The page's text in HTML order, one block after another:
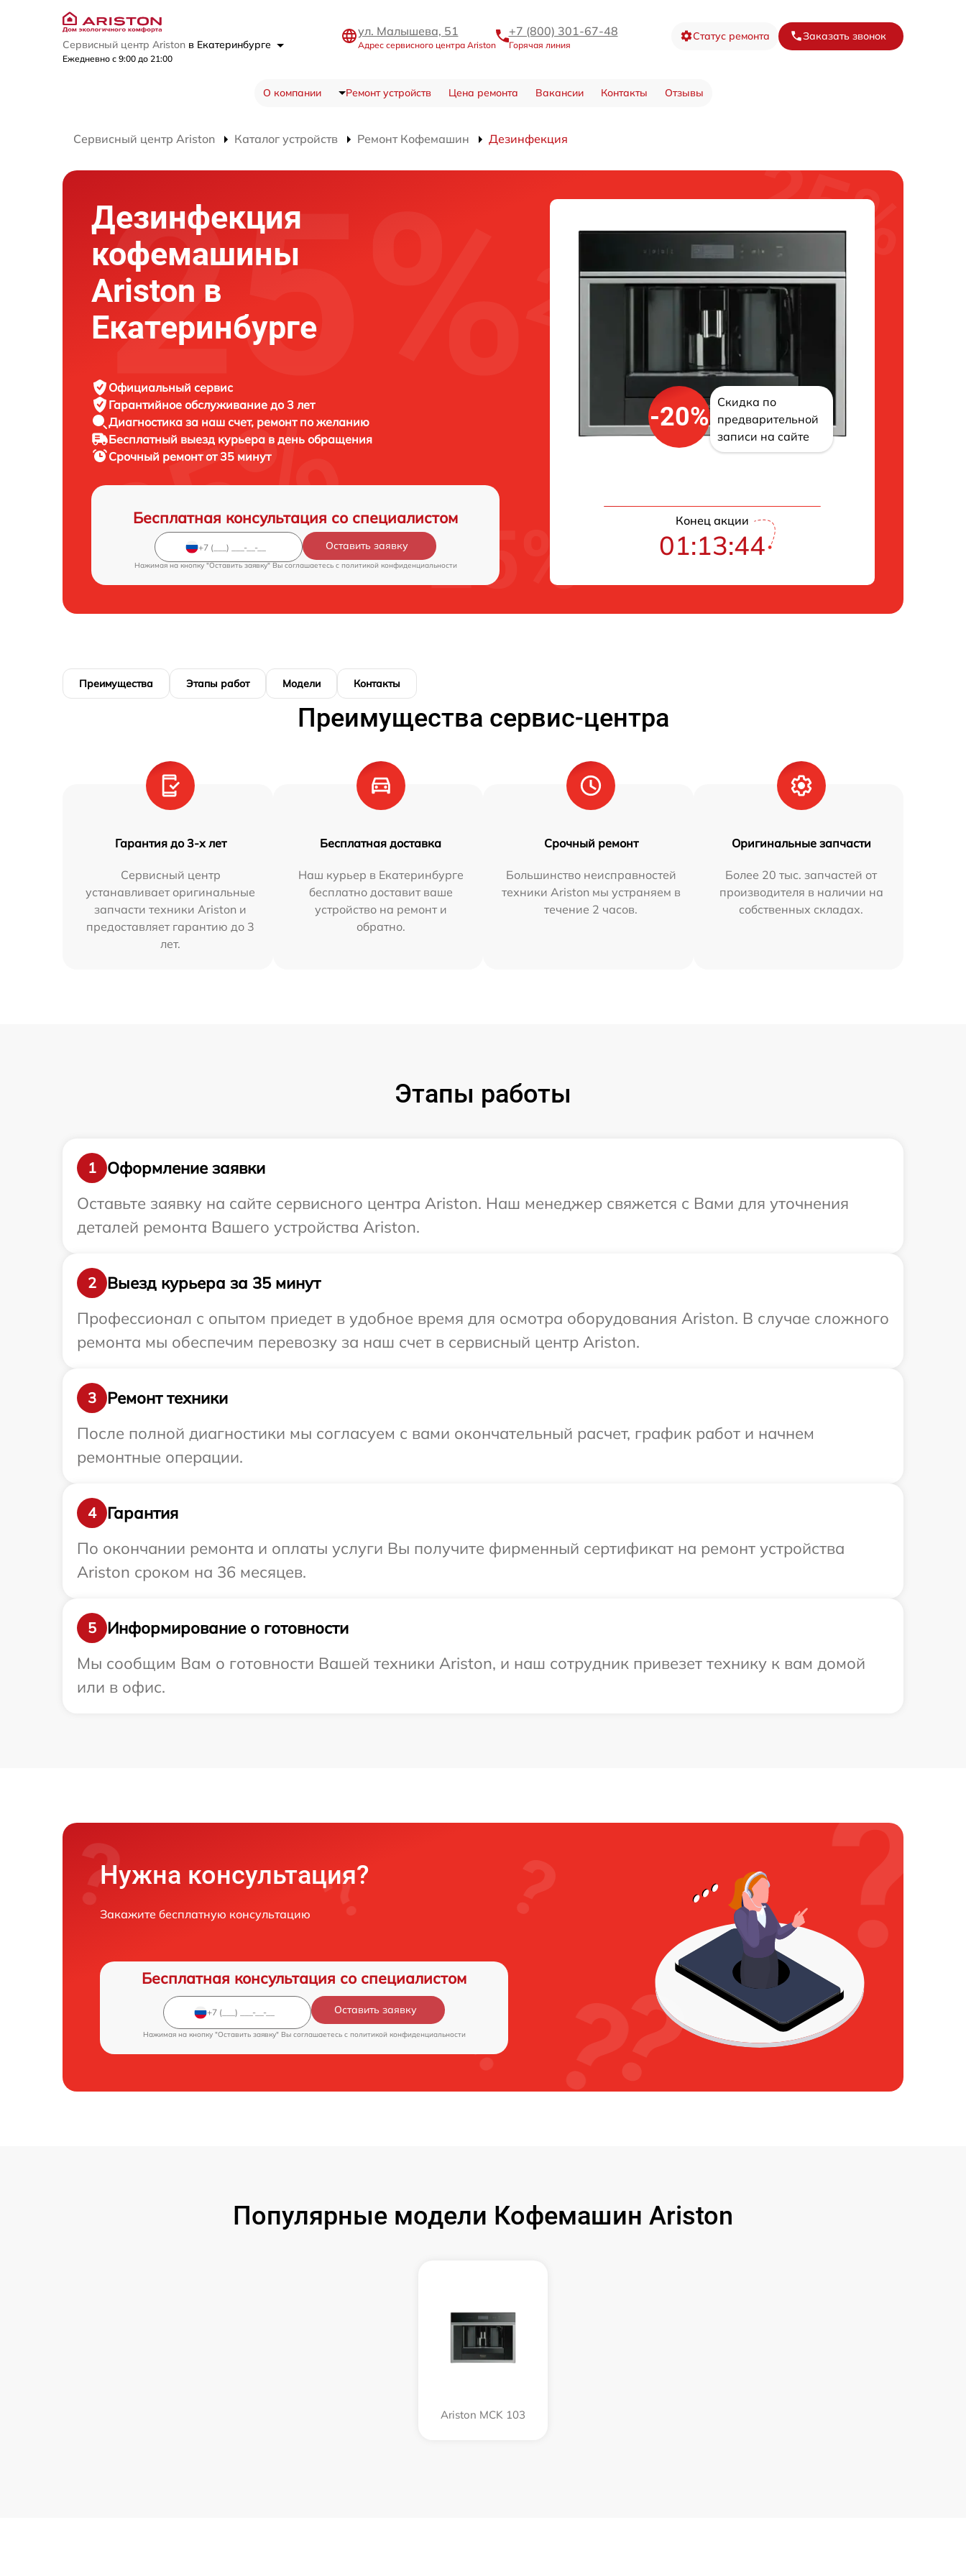
Сервисный центр Ariston в Екатеринбурге
Ежедневно с 9:00 до 21:00
ул. Малышева, 51
Адрес сервисного центра Ariston
+7 (800) 301-67-48
Горячая линия
Статус ремонта Заказать звонок
О компании Ремонт устройств Цена ремонта Вакансии Контакты Отзывы
Сервисный центр Ariston Каталог устройств Ремонт Кофемашин Дезинфекция
Дезинфекция
кофемашины
Ariston в
Екатеринбурге
Официальный сервис
Гарантийное обслуживание до 3 лет
Диагностика за наш счет, ремонт по желанию
Бесплатный выезд курьера в день обращения
Срочный ремонтот 35 минут
Бесплатная консультация со специалистом
Оставить заявку
Нажимая на кнопку "Оставить заявку" Вы соглашаетесь c политикой конфиденциальности
-20%
Скидка по
предварительной
записи на сайте
Конец акции
01:13:43
Преимущества Этапы работ Модели Контакты
Преимущества сервис-центра
Гарантия до 3-х лет
Сервисный центр
устанавливает оригинальные
запчасти техники Ariston и
предоставляет гарантию до 3
лет.
Бесплатная доставка
Наш курьер в Екатеринбурге
бесплатно доставит ваше
устройство на ремонт и
обратно.
Срочный ремонт
Большинство неисправностей
техники Ariston мы устраняем в
течение 2 часов.
Оригинальные запчасти
Более 20 тыс. запчастей от
производителя в наличии на
собственных складах.
Этапы работы
1
Оформление заявки
Оставьте заявку на сайте сервисного центра Ariston. Наш менеджер свяжется с Вами для уточнения
деталей ремонта Вашего устройства Ariston.
2
Выезд курьера за 35 минут
Профессионал с опытом приедет в удобное время для осмотра оборудования Ariston. В случае сложного
ремонта мы обеспечим перевозку за наш счет в сервисный центр Ariston.
3
Ремонт техники
После полной диагностики мы согласуем с вами окончательный расчет, график работ и начнем
ремонтные операции.
4
Гарантия
По окончании ремонта и оплаты услуги Вы получите фирменный сертификат на ремонт устройства
Ariston сроком на 36 месяцев.
5
Информирование о готовности
Мы сообщим Вам о готовности Вашей техники Ariston, и наш сотрудник привезет технику к вам домой
или в офис.
Нужна консультация?
Закажите бесплатную консультацию
Бесплатная консультация со специалистом
Оставить заявку
Нажимая на кнопку "Оставить заявку" Вы соглашаетесь c политикой конфиденциальности
Популярные модели Кофемашин Ariston
Ariston MCK 103